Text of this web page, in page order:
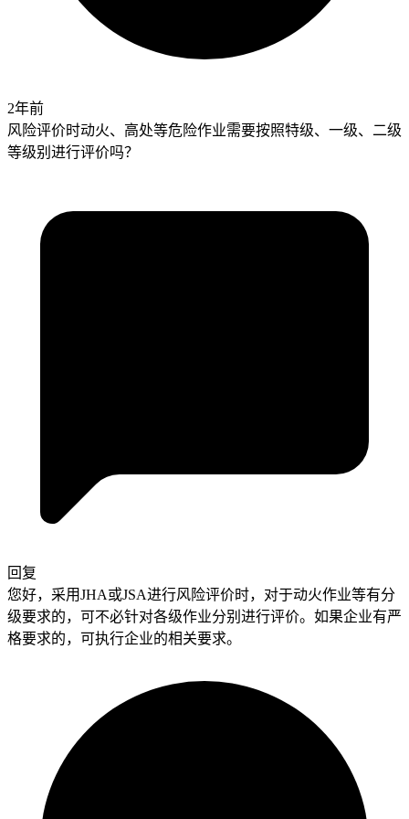
2年前
风险评价时动火、高处等危险作业需要按照特级、一级、二级
等级别进行评价吗？
回复
您好，采用JHA或JSA进行风险评价时，对于动火作业等有分
级要求的，可不必针对各级作业分别进行评价。如果企业有严
格要求的，可执行企业的相关要求。